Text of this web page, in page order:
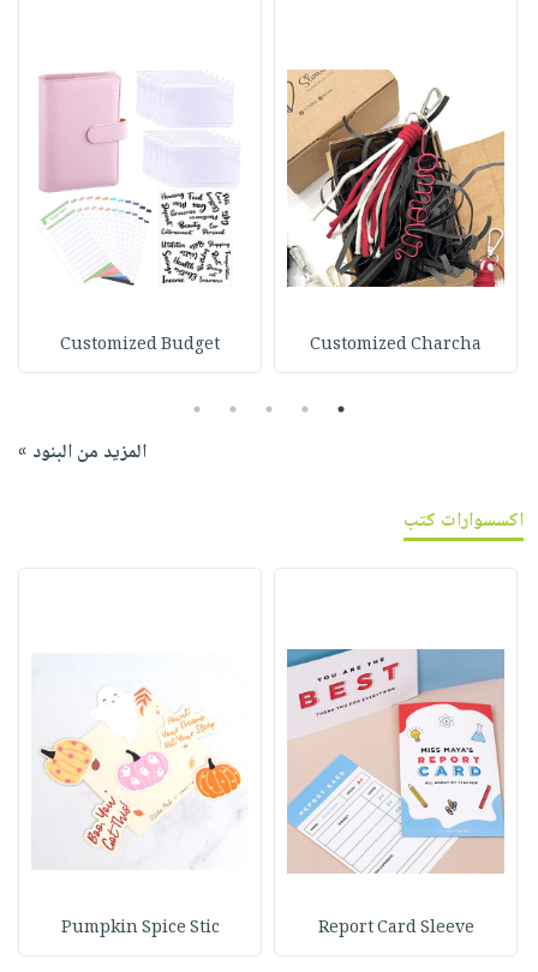
Customized Charcha
Customized Budget
1
2
3
4
5
المزيد من البنود »
اكسسوارات كتب
Report Card Sleeve
Pumpkin Spice Stic